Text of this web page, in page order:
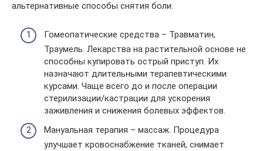
альтернативные способы снятия боли:
Гомеопатические средства – Травматин,
Траумель. Лекарства на растительной основе не
способны купировать острый приступ. Их
назначают длительными терапевтическими
курсами. Чаще всего до и после операции
стерилизации/кастрации для ускорения
заживления и снижения болевых эффектов.
Мануальная терапия – массаж. Процедура
улучшает кровоснабжение тканей, снимает